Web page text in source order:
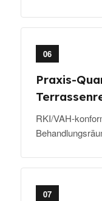
06
Praxis-
RKI/VAH-
07